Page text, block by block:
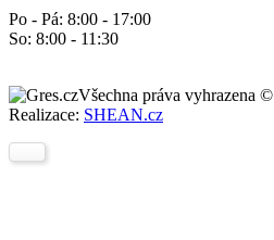
Po - Pá: 8:00 - 17:00
So: 8:00 - 11:30
Všechna práva vyhrazena ©
Realizace: SHEAN.cz